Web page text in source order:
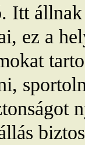
Itt
ez a